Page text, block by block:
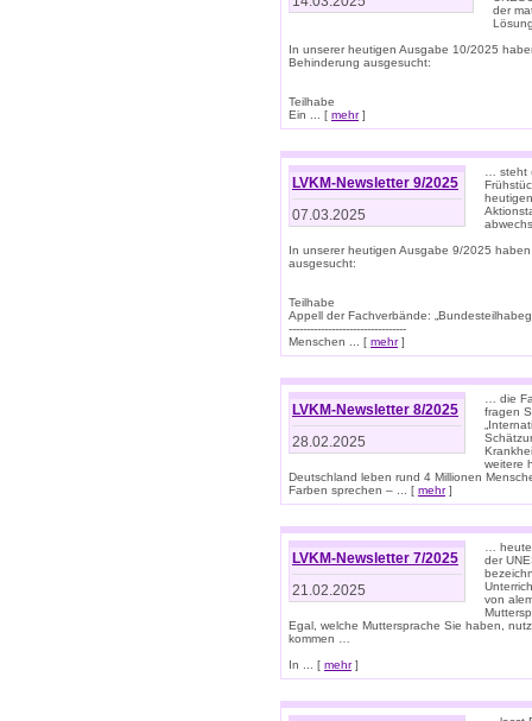
der
In unserer heutigen Ausgabe 10/2025
Behinderung ausgesucht:
Teilhabe
Ein ... [ mehr]
LVKM-Newsletter 9/2025
07.03.2025
… steht
In unserer heutigen Ausgabe 9/2025
ausgesucht:
Teilhabe
Appell der Fachverbände:
---------------------------------
Menschen ... [ mehr]
LVKM-Newsletter 8/2025
28.02.2025
… die
fragen
weitere
Deutschland leben rund 4 Millionen
Farben sprechen – ... [ mehr]
LVKM-Newsletter 7/2025
21.02.2025
…
der
von
Egal, welche Muttersprache Sie haben,
kommen …
In ... [ mehr]